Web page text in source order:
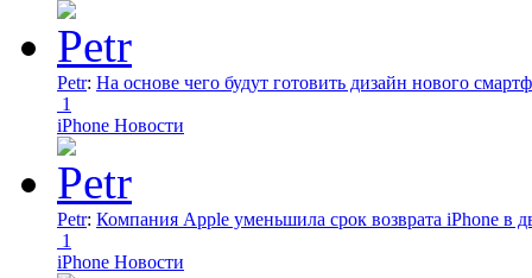
Petr: На основе чего будут готовить дизайн нового
1
iPhone Новости
Petr: Компания Apple уменьшила срок возврата iPhone в
1
iPhone Новости